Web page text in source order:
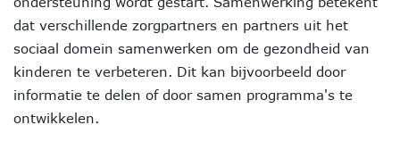
dat verschillende zorgpartners en partners uit het
sociaal domein samenwerken om de gezondheid van
kinderen te verbeteren. Dit kan bijvoorbeeld door
informatie te delen of door samen programma's te
ontwikkelen.